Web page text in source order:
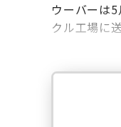
ウーバーは
クル工場に